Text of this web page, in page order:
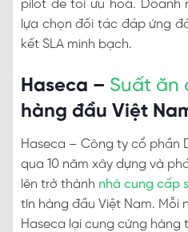
pilot để tối ưu hoá. Doanh
lựa chọn đối tác đáp ứng
kết SLA minh bạch.
Haseca – Suất ăn
hàng đầu Việt
Haseca – Công ty cổ phần
qua 10 năm xây dựng và
lên trở thành nhà cung cấp
tín hàng đầu Việt Nam. Mỗi
Haseca lại cung cứng hàng